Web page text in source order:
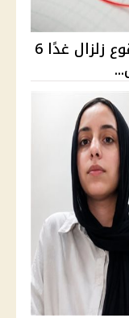
البحوث الفلكية تحسم مزاعم وقوع زلزال غدًا 6